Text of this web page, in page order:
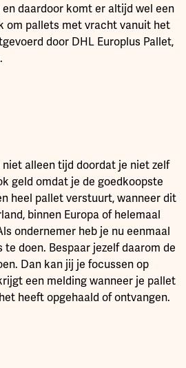
daardoor komt er altijd wel een
om pallets met vracht vanuit het
door DHL Europlus Pallet,
niet alleen tijd doordat je niet zelf
geld omdat je de goedkoopste
heel pallet verstuurt, wanneer dit
binnen Europa of helemaal
ondernemer heb je nu eenmaal
doen. Bespaar jezelf daarom de
Dan kan jij je focussen op
een melding wanneer je pallet
heeft opgehaald of ontvangen.